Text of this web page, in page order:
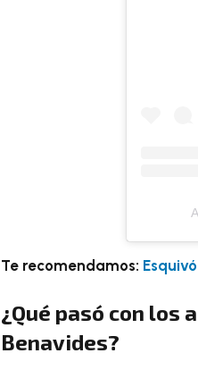
Te recomendamos:
¿Qué pasó con los
Benavides?